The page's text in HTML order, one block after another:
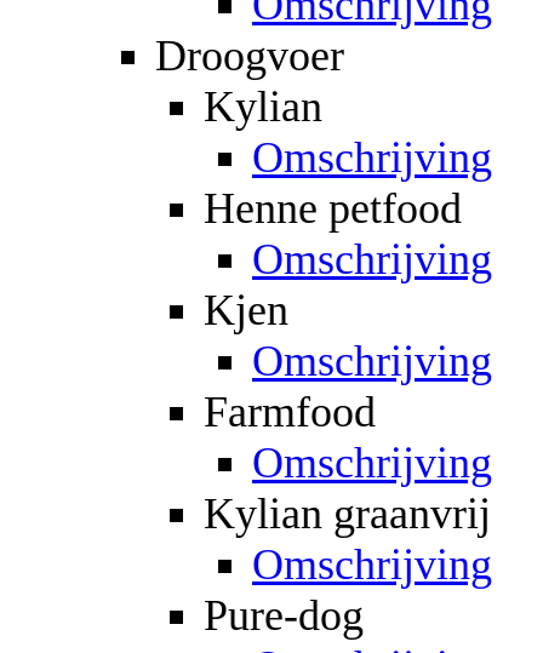
Droogvoer
Kylian
Omschrijving
Henne petfood
Omschrijving
Kjen
Omschrijving
Farmfood
Omschrijving
Kylian graanvrij
Omschrijving
Pure-dog